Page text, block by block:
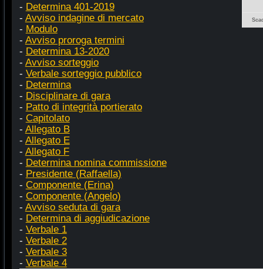
- Determina 401-2019
- Avviso indagine di mercato
- Modulo
- Avviso proroga termini
- Determina 13-2020
- Avviso sorteggio
- Verbale sorteggio pubblico
- Determina
- Disciplinare di gara
- Patto di integrità portierato
- Capitolato
- Allegato B
- Allegato E
- Allegato F
- Determina nomina commissione
- Presidente (Raffaella)
- Componente (Erina)
- Componente (Angelo)
- Avviso seduta di gara
- Determina di aggiudicazione
- Verbale 1
- Verbale 2
- Verbale 3
- Verbale 4